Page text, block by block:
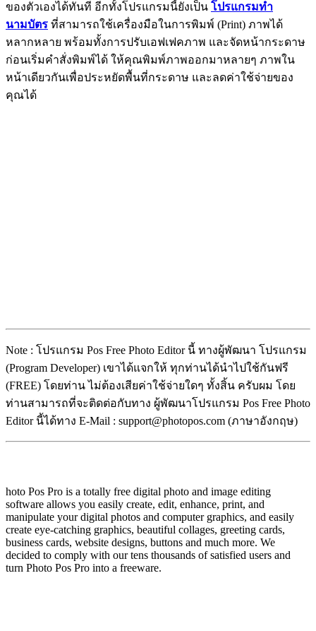
ของตัวเองได้ทันที อีกทั้งโปรแกรมนี้ยังเป็น โปรแกรมทำ
นามบัตร ที่สามารถใช้เครื่องมือในการพิมพ์ (Print) ภาพได้
หลากหลาย พร้อมทั้งการปรับเอฟเฟคภาพ และจัดหน้ากระดาษ
ก่อนเริ่มคำสั่งพิมพ์ได้ ให้คุณพิมพ์ภาพออกมาหลายๆ ภาพใน
หน้าเดียวกันเพื่อประหยัดพื้นที่กระดาษ และลดค่าใช้จ่ายของ
คุณได้
Note : โปรแกรม Pos Free Photo Editor นี้ ทางผู้พัฒนา โปรแกรม
(Program Developer) เขาได้แจกให้ ทุกท่านได้นำไปใช้กันฟรี
(FREE) โดยท่าน ไม่ต้องเสียค่าใช้จ่ายใดๆ ทั้งสิ้น ครับผม โดย
ท่านสามารถที่จะติดต่อกับทาง ผู้พัฒนาโปรแกรม Pos Free Photo
Editor นี้ได้ทาง E-Mail : support@photopos.com (ภาษาอังกฤษ)
hoto Pos Pro is a totally free digital photo and image editing
software allows you easily create, edit, enhance, print, and
manipulate your digital photos and computer graphics, and easily
create eye-catching graphics, beautiful collages, greeting cards,
business cards, website designs, buttons and much more. We
decided to comply with our tens thousands of satisfied users and
turn Photo Pos Pro into a freeware.